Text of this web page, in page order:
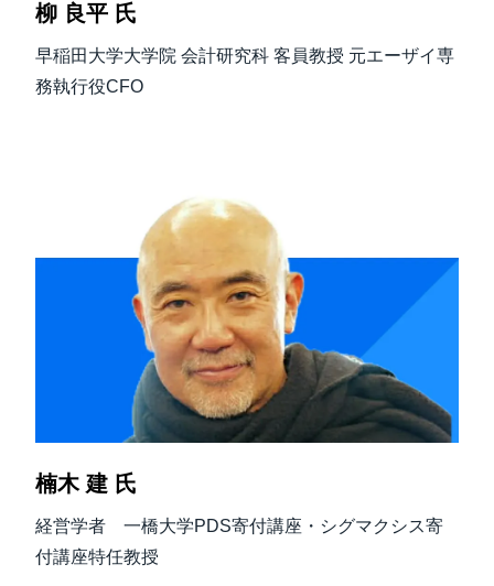
柳 良平 氏
早稲田大学大学院 会計研究科 客員教授 元エーザイ専
務執行役CFO
楠木 建 氏
経営学者 一橋大学PDS寄付講座・シグマクシス寄
付講座特任教授